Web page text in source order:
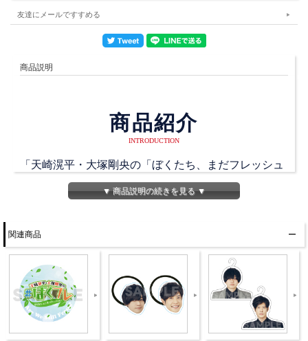
友達にメールですすめる
商品説明
商品紹介
INTRODUCTION
「天崎滉平・大塚剛央の「ぼくたち、まだフレッシュ
ですかね？」」ブロマイド第3弾！
バナー撮影時に撮りためた、フレッシュ且つ熟した写
DETAIL
仕様
5枚セット
サイズ：L版
▼ 商品説明の続きを見る ▼
関連商品